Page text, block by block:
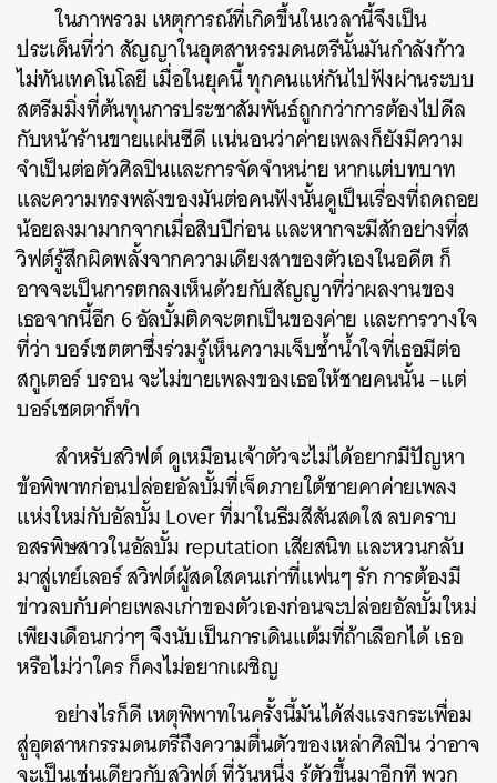
ในภาพรวม เหตุการณ์ที่เกิดขึ้นในเวลานี้จึงเป็น
ประเด็นที่ว่า สัญญาในอุตสาหรรมดนตรีนั้นมันกำลังก้าว
ไม่ทันเทคโนโลยี เมื่อในยุคนี้ ทุกคนแห่กันไปฟังผ่านระบบ
สตรีมมิ่งที่ต้นทุนการประชาสัมพันธ์ถูกกว่าการต้องไปดีล
กับหน้าร้านขายแผ่นซีดี แน่นอนว่าค่ายเพลงก็ยังมีความ
จำเป็นต่อตัวศิลปินและการจัดจำหน่าย หากแต่บทบาท
และความทรงพลังของมันต่อคนฟังนั้นดูเป็นเรื่องที่ถดถอย
น้อยลงมามากจากเมื่อสิบปีก่อนและหากจะมีสักอย่างที่ส
วิฟต์รู้สึกผิดพลั้งจากความเดียงสาของตัวเองในอดีต ก็
อาจจะเป็นการตกลงเห็นด้วยกับสัญญาที่ว่าผลงานของ
เธอจากนี้อีก 6 อัลบั้มติดจะตกเป็นของค่าย และการวางใจ
ที่ว่า บอร์เชตตาซึ่งร่วมรู้เห็นความเจ็บช้ำน้ำใจที่เธอมีต่อ
สกูเตอร์ บรอน จะไม่ขายเพลงของเธอให้ชายคนนั้น –แต่
บอร์เชตตาก็ทำ
สำหรับสวิฟต์ ดูเหมือนเจ้าตัวจะไม่ได้อยากมีปัญหา
ข้อพิพาทก่อนปล่อยอัลบั้มที่เจ็ดภายใต้ชายคาค่ายเพลง
แห่งใหม่กับอัลบั้ม Lover ที่มาในธีมสีสันสดใส ลบคราบ
อสรพิษสาวในอัลบั้ม reputation เสียสนิท และหวนกลับ
มาสู่เทย์เลอร์ สวิฟต์ผู้สดใสคนเก่าที่แฟนๆ รัก การต้องมี
ข่าวลบกับค่ายเพลงเก่าของตัวเองก่อนจะปล่อยอัลบั้มใหม่
เพียงเดือนกว่าๆ จึงนับเป็นการเดินแต้มที่ถ้าเลือกได้ เธอ
หรือไม่ว่าใคร ก็คงไม่อยากเผชิญ
อย่างไรก็ดี เหตุพิพาทในครั้งนี้มันได้ส่งแรงกระเพื่อม
สู่อุตสาหกรรมดนตรีถึงความตื่นตัวของเหล่าศิลปิน ว่าอาจ
จะเป็นเช่นเดียวกับสวิฟต์ ที่วันหนึ่ง รู้ตัวขึ้นมาอีกที พวก